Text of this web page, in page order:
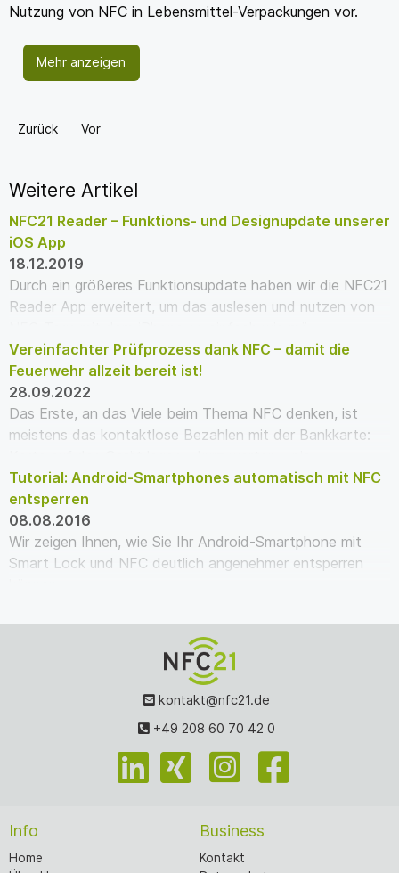
Nutzung von NFC in Lebensmittel-Verpackungen vor.
Mehr anzeigen
Zurück Vor
Weitere Artikel
NFC21 Reader – Funktions- und Designupdate unserer
iOS App
18.12.2019
Durch ein größeres Funktionsupdate haben wir die NFC21
Reader App erweitert, um das auslesen und nutzen von
Vereinfachter Prüfprozess dank NFC – damit die
Feuerwehr allzeit bereit ist!
28.09.2022
Das Erste, an das Viele beim Thema NFC denken, ist
meistens das kontaktlose Bezahlen mit der Bankkarte:
Tutorial: Android-Smartphones automatisch mit NFC
entsperren
08.08.2016
Wir zeigen Ihnen, wie Sie Ihr Android-Smartphone mit
Smart Lock und NFC deutlich angenehmer entsperren
kontakt@nfc21.de
+49 208 60 70 42 0
Info
Home
Business
Kontakt